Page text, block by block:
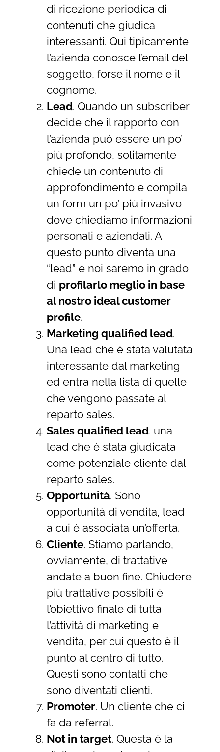
di ricezione periodica di
contenuti che giudica
interessanti. Qui tipicamente
l’azienda conosce l’email del
soggetto, forse il nome e il
cognome.
Lead. Quando un subscriber
decide che il rapporto con
l’azienda può essere un po’
più profondo, solitamente
chiede un contenuto di
approfondimento e compila
un form un po’ più invasivo
dove chiediamo informazioni
personali e aziendali. A
questo punto diventa una
“lead” e noi saremo in grado
di profilarlo meglio in base
al nostro ideal customer
profile.
Marketing qualified lead.
Una lead che è stata valutata
interessante dal marketing
ed entra nella lista di quelle
che vengono passate al
reparto sales.
Sales qualified lead. una
lead che è stata giudicata
come potenziale cliente dal
reparto sales.
Opportunità. Sono
opportunità di vendita, lead
a cui è associata un’offerta.
Cliente. Stiamo parlando,
ovviamente, di trattative
andate a buon fine. Chiudere
più trattative possibili è
l’obiettivo finale di tutta
l’attività di marketing e
vendita, per cui questo è il
punto al centro di tutto.
Questi sono contatti che
sono diventati clienti.
Promoter. Un cliente che ci
fa da referral.
Not in target. Questa è la